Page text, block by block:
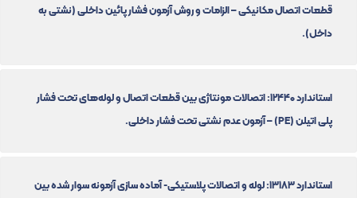
قطعات اتصال مکانیکی – الزامات و روش آزمون فشار پائین داخلی (نشتی به
داخل).
استاندارد 12440: اتصالات مونتاژی بین قطعات اتصال و لوله‌های تحت فشار
پلی اتیلن (PE) – آزمون عدم نشتی تحت فشار داخلی.
استاندارد 13183: لوله و اتصالات پلاستیکی- آماده سازی آزمونه سوار شده بین